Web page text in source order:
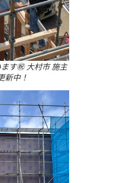
す㊗ 大村市 施主
中！